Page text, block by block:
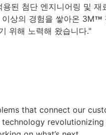
된 첨단 엔지니어링 및
상의 경험을 쌓아온 3M
위해 노력해 왔습니다."
that connect our